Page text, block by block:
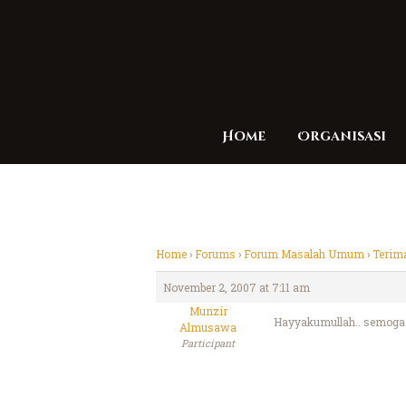
Home Organisasi
Home›Forums ›Forum Masalah Umum ›
November 2, 2007 at 7:11 am
Munzir
Almusawa
Participant
Hayyakumullah..